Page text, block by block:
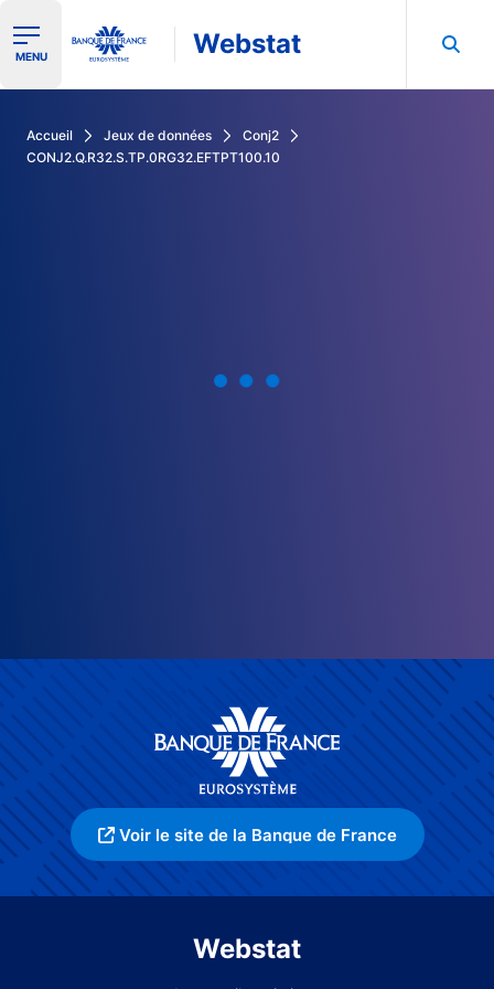
Ouvrir le menu de navigation
MENU Webstat
Accueil Jeux de données
Conj2
CONJ2.Q.R32.S.TP.0RG32.EFTPT100.10
Voir le site de la Banque de France
Webstat